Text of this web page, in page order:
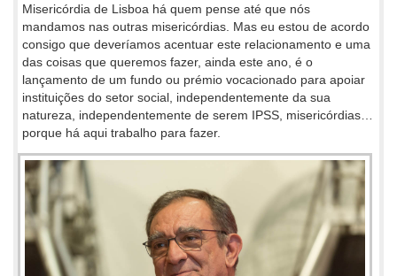
Misericórdia de Lisboa há quem pense até que nós
mandamos nas outras misericórdias. Mas eu estou de acordo
consigo que deveríamos acentuar este relacionamento e uma
das coisas que queremos fazer, ainda este ano, é o
lançamento de um fundo ou prémio vocacionado para apoiar
instituições do setor social, independentemente da sua
natureza, independentemente de serem IPSS, misericórdias…
porque há aqui trabalho para fazer.